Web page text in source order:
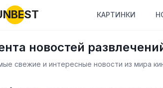
КАРТИНКИ
новостей
свежие и интересные новости из мира